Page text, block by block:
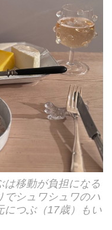
は移動が負担になる
でシュワシュワのハ
につぶ（17歳）もい